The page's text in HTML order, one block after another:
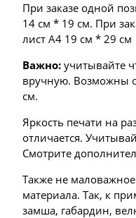
При заказе одной
14 см * 19 см. При
лист А4 19 см * 29 см
Важно: учитывайте
вручную. Возможны
см.
Яркость печати на
отличается.
Смотрите
Также не
материала. Так, к
замша, габардин,